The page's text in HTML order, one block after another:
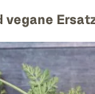
vegane